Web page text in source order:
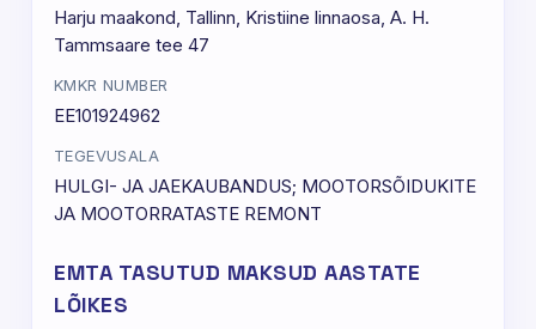
Harju maakond, Tallinn, Kristiine linnaosa, A. H.
Tammsaare tee 47
KMKR NUMBER
EE101924962
TEGEVUSALA
HULGI- JA JAEKAUBANDUS; MOOTORSÕIDUKITE
JA MOOTORRATASTE REMONT
EMTA TASUTUD MAKSUD AASTATE
LÕIKES